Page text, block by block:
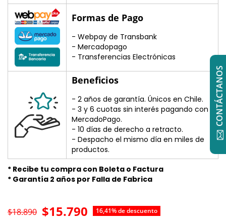
Formas de Pago
- Webpay de Transbank
- Mercadopago
- Transferencias Electrónicas
Beneficios
- 2 años de garantía. Únicos en Chile.
- 3 y 6 cuotas sin interés pagando con
MercadoPago.
- 10 días de derecho a retracto.
- Despacho el mismo día en miles de
productos.
* Recibe tu compra con Boleta o Factura
* Garantía 2 años por Falla de Fabrica
$15.790 16,41% de descuento
$18.890
CONTÁCTANOS